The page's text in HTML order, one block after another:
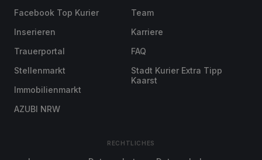
Facebook Top Kurier
Inserieren
Trauerportal
Stellenmarkt
Immobilienmarkt
AZUBI NRW
Team
Karriere
FAQ
Stadt Kurier Extra Tipp
Kaarst
RECHTLICHES